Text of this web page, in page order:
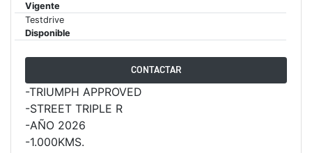
Precio desde $20.090.000
ROCKET 3 STORM R
Precio desde $26.590.000
ROCKET 3 STORM GT
Vigente
Testdrive
Disponible
CONTACTAR
-TRIUMPH APPROVED
-STREET TRIPLE R
-AÑO 2026
-1.000KMS.